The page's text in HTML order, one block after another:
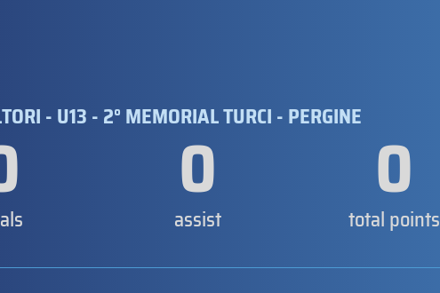
- U13 - 2° MEMORIAL TURCI - PERGINE
0
assist 0
total points